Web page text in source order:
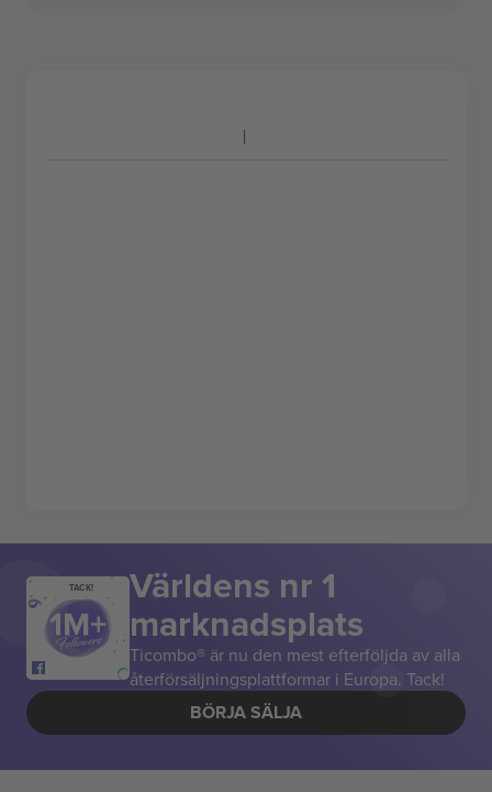
TACK! Världens nr 1
marknadsplats
Ticombo® är nu den mest efterföljda av alla
återförsäljningsplattformar i Europa. Tack!
BÖRJA SÄLJA